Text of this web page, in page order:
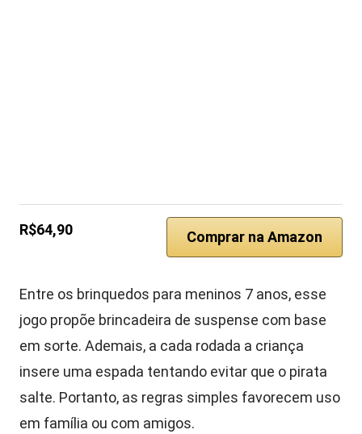
R$64,90 Comprar na Amazon
Entre os brinquedos para meninos 7 anos, esse
jogo propõe brincadeira de suspense com base
em sorte. Ademais, a cada rodada a criança
insere uma espada tentando evitar que o pirata
salte. Portanto, as regras simples favorecem uso
em família ou com amigos.